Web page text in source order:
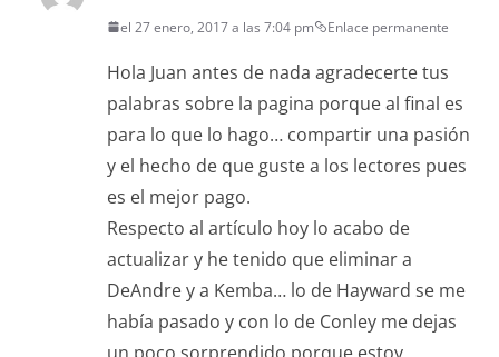
el 27 enero, 2017 a las 7:04 pm Enlace permanente
Hola Juan antes de nada agradecerte tus
palabras sobre la pagina porque al final es
para lo que lo hago… compartir una pasión
y el hecho de que guste a los lectores pues
es el mejor pago.
Respecto al artículo hoy lo acabo de
actualizar y he tenido que eliminar a
DeAndre y a Kemba… lo de Hayward se me
había pasado y con lo de Conley me dejas